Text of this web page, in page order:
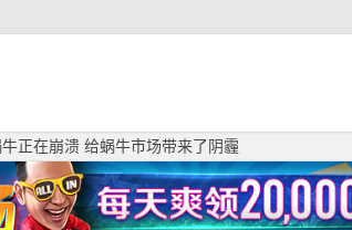
牛正在崩溃 给蜗牛市场带来了阴霾